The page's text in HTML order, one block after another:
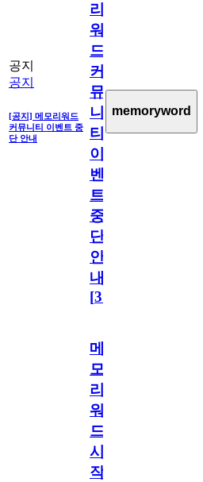
공지
공지
[공지] 메모리워드
커뮤니티 이벤트 중
단 안내
리
워
드
커
뮤
니
티
이
벤
트
중
단
안
내
[31
memoryword
메
모
리
워
드
시
작